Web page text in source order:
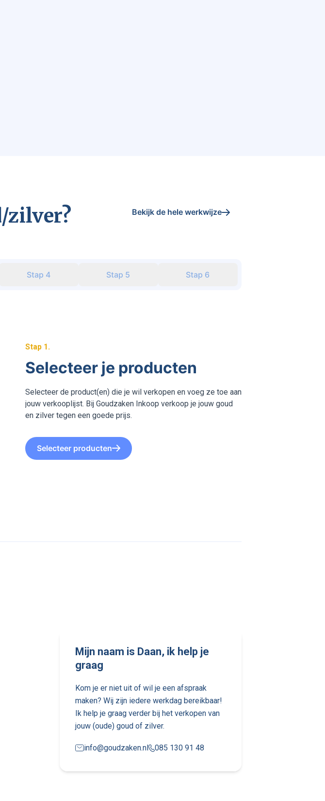
zilver? Bekijk de hele werkwijze
Stap 4 Stap 5 Stap 6
Stap 1.
Selecteer je producten
Selecteer de product(en) die je wil verkopen en voeg ze toe aan
jouw verkooplijst. Bij Goudzaken Inkoop verkoop je jouw goud
en zilver tegen een goede prijs.
Selecteer producten
Mijn naam is Daan, ik help je
graag
Kom je er niet uit of wil je een afspraak
maken? Wij zijn iedere werkdag bereikbaar!
Ik help je graag verder bij het verkopen van
jouw (oude) goud of zilver.
info@goudzaken.nl 085 130 91 48